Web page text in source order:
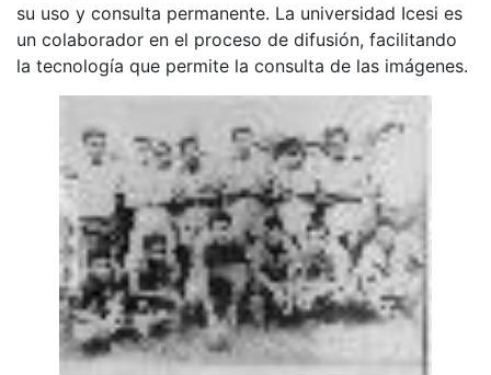
su uso y consulta permanente. La universidad Icesi es
un colaborador en el proceso de difusión, facilitando
la tecnología que permite la consulta de las imágenes.